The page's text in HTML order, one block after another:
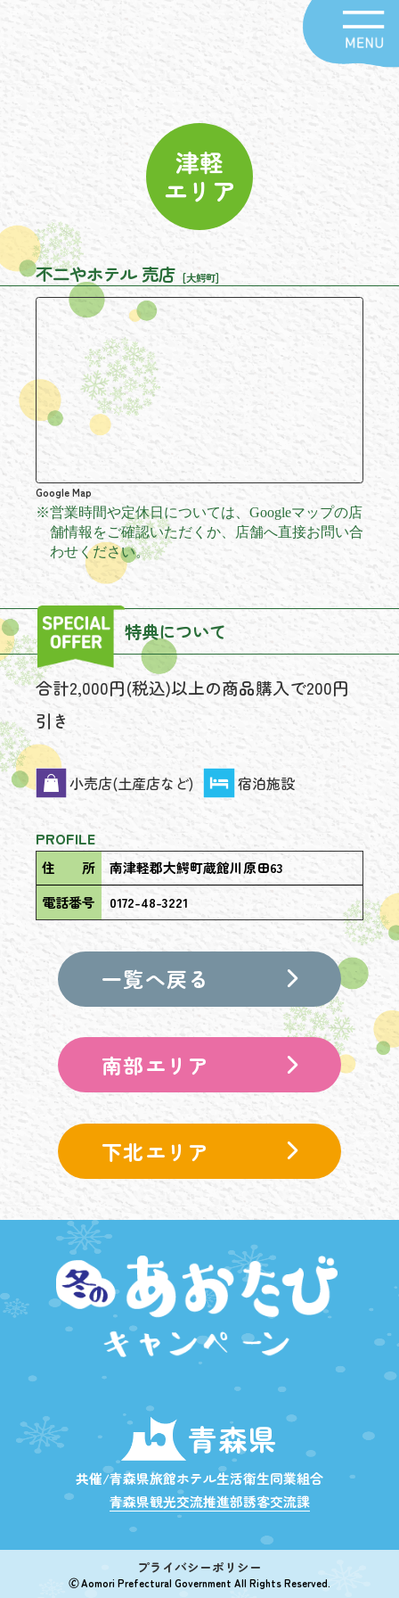
津軽
エリア
不二やホテル 売店 [大鰐町]
特典について
合計2,000円(税込)以上の商品購入で200円
引き
小売店(土産店など) 宿泊施設
PROFILE
住 所
南津軽郡大鰐町蔵館川原田63
電話番号
0172-48-3221
Google Map
※営業時間や定休日については、Googleマップの店
舗情報をご確認いただくか、店舗へ直接お問い合
わせください。
一覧へ戻る
南部エリア
下北エリア
青森県
共催/青森県旅館ホテル生活衛生同業組合
青森県観光交流推進部誘客交流課
プライバシーポリシー
🄫 Aomori Prefectural Government All Rights Reserved.